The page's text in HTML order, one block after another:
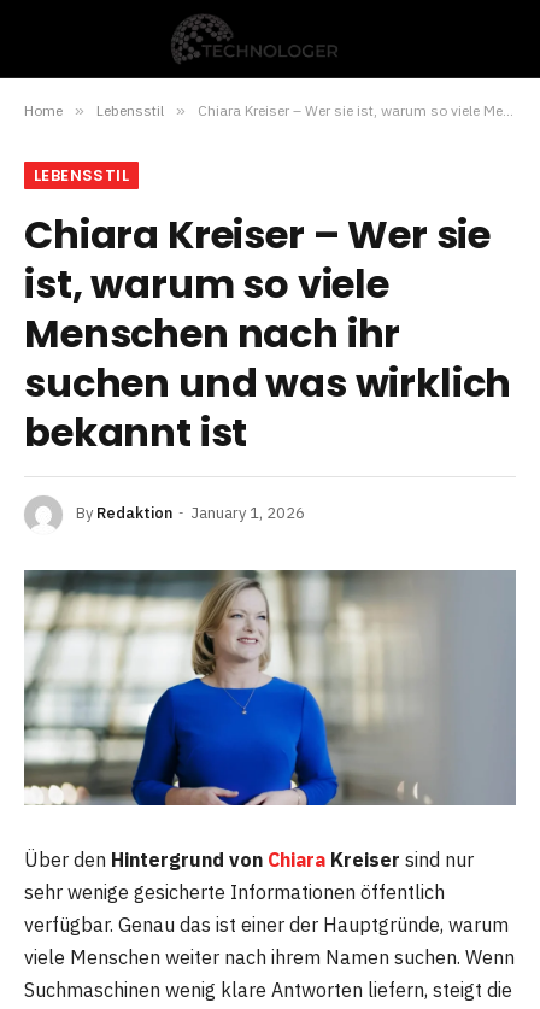
Home » Lebensstil » Chiara Kreiser – Wer sie ist, warum so viele Menschen nach ihr suchen und was wirklich bekannt ist
LEBENSSTIL
Chiara Kreiser – Wer sie
ist, warum so viele
Menschen nach ihr
suchen und was wirklich
bekannt ist
By Redaktion January 1, 2026
Über den Hintergrund von Chiara Kreiser sind nur
sehr wenige gesicherte Informationen öffentlich
verfügbar. Genau das ist einer der Hauptgründe, warum
viele Menschen weiter nach ihrem Namen suchen. Wenn
Suchmaschinen wenig klare Antworten liefern, steigt die